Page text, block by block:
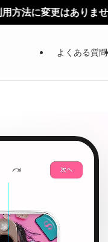
よくある質問